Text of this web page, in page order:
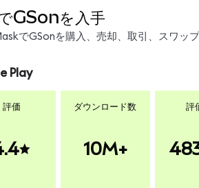
GSonを入手
でGSonを購入、売却、取引、スワッ
Play
評価 ダウンロード数
10M+
評